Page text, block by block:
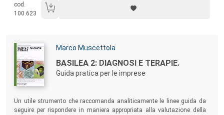
i propri punti di forza e confrontarsi con le Banche.
cod.
100.623
Autori:
Marco Muscettola
Titolo:
BASILEA 2: DIAGNOSI E TERAPIE.
Guida pratica per le imprese
Sommario:
Un utile strumento che raccomanda analiticamente le linee guida da
seguire per rispondere in maniera appropriata alla valutazione della